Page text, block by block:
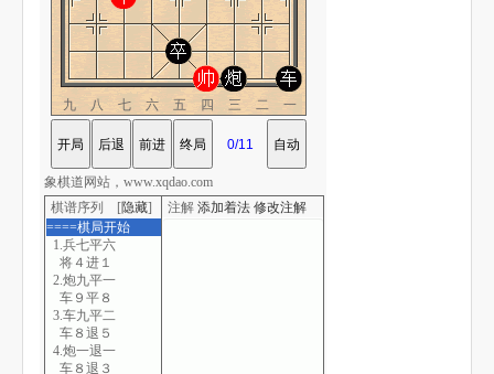
九八七六五四三二一
棋谱序列 [隐藏]
====棋局开始
1.兵七平六
将４进１
2.炮九平一
车９平８
3.车九平二
车８退５
4.炮一退一
车８退３
注解 添加着法 修改注解
象棋道网站，www.xqdao.com